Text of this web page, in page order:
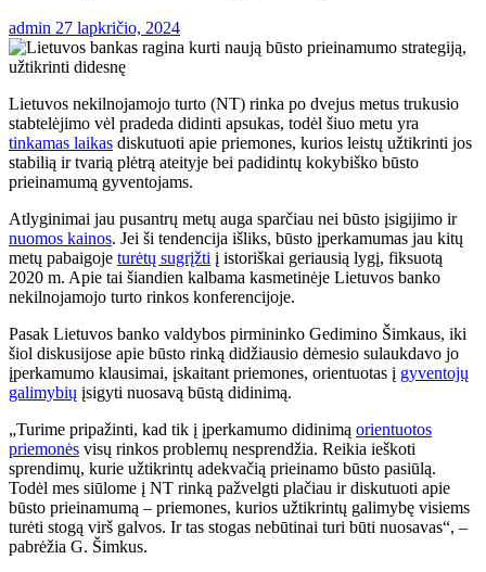
admin 27 lapkričio, 2024
Lietuvos nekilnojamojo turto (NT) rinka po dvejus metus trukusio
stabtelėjimo vėl pradeda didinti apsukas, todėl šiuo metu yra
tinkamas laikas diskutuoti apie priemones, kurios leistų užtikrinti jos
stabilią ir tvarią plėtrą ateityje bei padidintų kokybiško būsto
prieinamumą gyventojams.
Atlyginimai jau pusantrų metų auga sparčiau nei būsto įsigijimo ir
nuomos kainos. Jei ši tendencija išliks, būsto įperkamumas jau kitų
metų pabaigoje turėtų sugrįžti į istoriškai geriausią lygį, fiksuotą
2020 m. Apie tai šiandien kalbama kasmetinėje Lietuvos banko
nekilnojamojo turto rinkos konferencijoje.
Pasak Lietuvos banko valdybos pirmininko Gedimino Šimkaus, iki
šiol diskusijose apie būsto rinką didžiausio dėmesio sulaukdavo jo
įperkamumo klausimai, įskaitant priemones, orientuotas į gyventojų
galimybių įsigyti nuosavą būstą didinimą.
„Turime pripažinti, kad tik į įperkamumo didinimą orientuotos
priemonės visų rinkos problemų nesprendžia. Reikia ieškoti
sprendimų, kurie užtikrintų adekvačią prieinamo būsto pasiūlą.
Todėl mes siūlome į NT rinką pažvelgti plačiau ir diskutuoti apie
būsto prieinamumą – priemones, kurios užtikrintų galimybę visiems
turėti stogą virš galvos. Ir tas stogas nebūtinai turi būti nuosavas“, –
pabrėžia G. Šimkus.